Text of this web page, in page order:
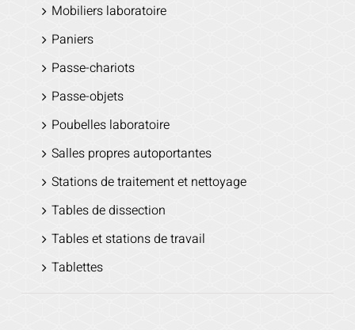
Mobiliers laboratoire
Paniers
Passe-chariots
Passe-objets
Poubelles laboratoire
Salles propres autoportantes
Stations de traitement et nettoyage
Tables de dissection
Tables et stations de travail
Tablettes